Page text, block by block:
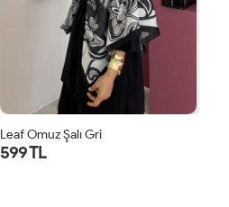
Leaf Omuz Şalı Gri
599 TL